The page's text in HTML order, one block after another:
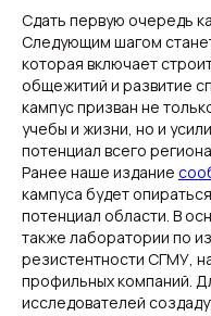
Сдать первую очередь
Следующим шагом
которая включает
общежитий и развитие
кампус призван не
учебы и жизни, но и
потенциал всего
Ранее наше издание
кампуса будет
потенциал области. В
также лаборатории по
резистентности СГМУ,
профильных компаний.
исследователей
Экономика
Жизнь
Политика
Мир
Видеоблог О